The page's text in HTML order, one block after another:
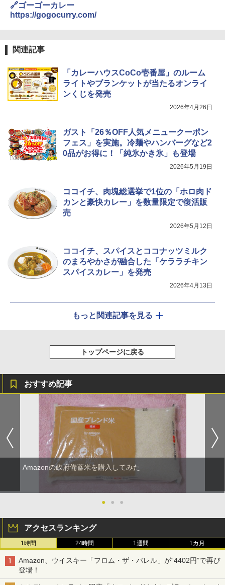
🔗ゴーゴーカレー
https://gogocurry.com/
関連記事
「カレーハウスCoCo壱番屋」のルーム
ライトやブランケットが当たるオンライ
ンくじを発売
2026年4月26日
ガスト「26％OFF人気メニュークーポン
フェス」を実施。冷麺やハンバーグなど2
0品がお得に！「純氷かき氷」も登場
2026年5月19日
ココイチ、肉塊総選挙で1位の「ホロ肉ド
カンと豪快カレー」を数量限定で復活販
売
2026年5月12日
ココイチ、スパイスとココナッツミルク
のまろやかさが融合した「ケララチキン
スパイスカレー」を発売
2026年4月13日
もっと関連記事を見る
トップページに戻る
おすすめ記事
Amazonの政府備蓄米を購入してみた
● ● ●
アクセスランキング
1時間 24時間 1週間 1カ月
Amazon、ウイスキー「フロム・ザ・バレル」が“4402円”で再び
登場！